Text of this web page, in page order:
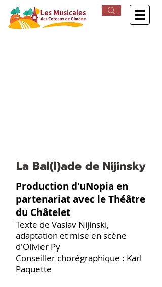
La Bal(l)ade de Nijinsky
Production d'uNopia en
partenariat avec le Théâtre
du Châtelet
Texte de Vaslav Nijinski,
adaptation et mise en scène
d'Olivier Py
Conseiller chorégraphique : Karl
Paquette